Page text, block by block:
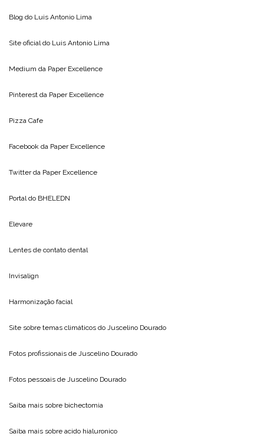
Blog do Luis Antonio Lima
Site oficial do Luis Antonio Lima
Medium da Paper Excellence
Pinterest da Paper Excellence
Pizza Cafe
Facebook da Paper Excellence
Twitter da Paper Excellence
Portal do BHELEDN
Elevare
Lentes de contato dental
Invisalign
Harmonização facial
Site sobre temas climáticos do Juscelino Dourado
Fotos profissionais de Juscelino Dourado
Fotos pessoais de Juscelino Dourado
Saiba mais sobre bichectomia
Saiba mais sobre acido hialuronico